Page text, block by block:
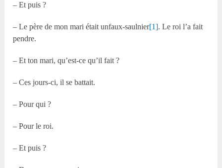
– Et puis ?
– Le père de mon mari était unfaux-saulnier[1]. Le roi l’a fait
pendre.
– Et ton mari, qu’est-ce qu’il fait ?
– Ces jours-ci, il se battait.
– Pour qui ?
– Pour le roi.
– Et puis ?